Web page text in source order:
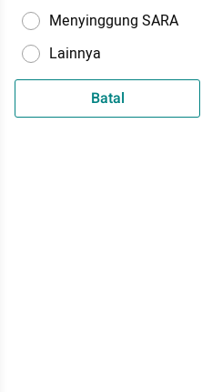
Menyinggung SARA
Lainnya
Batal